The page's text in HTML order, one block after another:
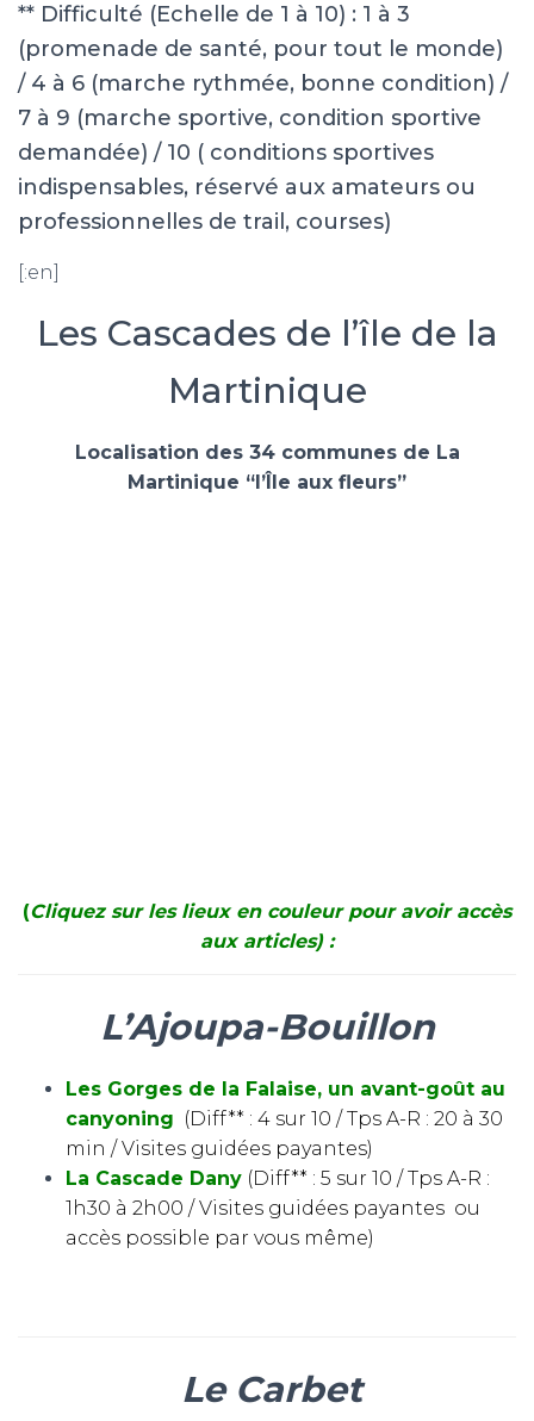
** Difficulté (Echelle de 1 à 10) : 1 à 3
(promenade de santé, pour tout le monde)
/ 4 à 6 (marche rythmée, bonne condition) /
7 à 9 (marche sportive, condition sportive
demandée) / 10 ( conditions sportives
indispensables, réservé aux amateurs ou
professionnelles de trail, courses)
[:en]
Les Cascades de l’île de la
Martinique
Localisation des 34 communes de La
Martinique “l’Île aux fleurs”
(Cliquez sur les lieux en couleur pour avoir accès
aux articles) :
L’Ajoupa-Bouillon
Les Gorges de la Falaise, un avant-goût au
canyoning (Diff** : 4 sur 10 / Tps A-R : 20 à 30
min / Visites guidées payantes)
La Cascade Dany (Diff** : 5 sur 10 / Tps A-R :
1h30 à 2h00 / Visites guidées payantes ou
accès possible par vous même)
Le Carbet